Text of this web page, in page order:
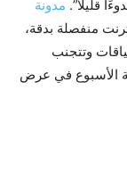
قليلاً”. مدونة
منفصلة بدقة،
وتتجنب
الأسبوع في عرض